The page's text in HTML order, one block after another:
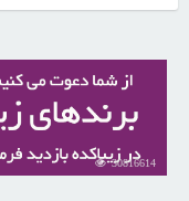
30816614